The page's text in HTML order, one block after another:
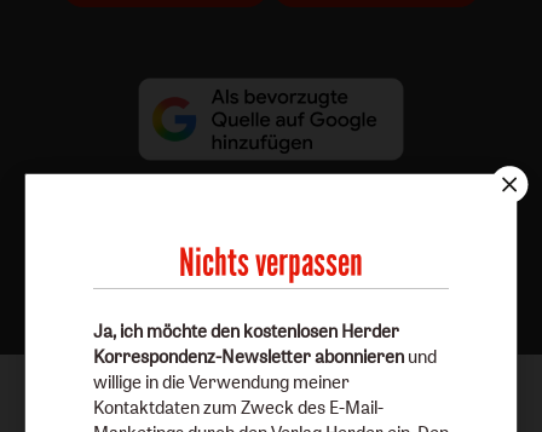
Nach oben
Nichts verpassen
Ja, ich möchte den kostenlosen Herder
Korrespondenz-Newsletter abonnieren und
willige in die Verwendung meiner
Kontaktdaten zum Zweck des E-Mail-